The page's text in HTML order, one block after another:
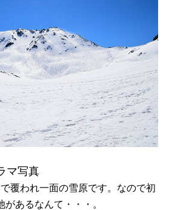
マ写真
覆われ一面の雪原です。なので初
あるなんて・・・。